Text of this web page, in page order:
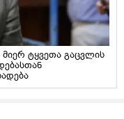
მიერ ტყვეთა გაცვლის